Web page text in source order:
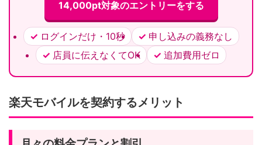
14,000pt対象のエントリーをする
ログインだけ・10秒
申し込みの義務なし
店員に伝えなくてOK
追加費用ゼロ
楽天モバイルを契約するメリット